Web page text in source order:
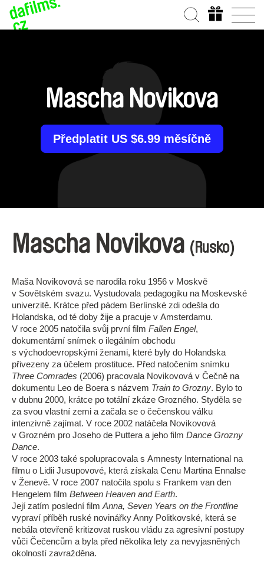
Mascha Novikova
Předplatit US $6.99 měsíčně
Mascha Novikova (Rusko)
Maša Novikovová se narodila roku 1956 v Moskvě
v Sovětském svazu. Vystudovala pedagogiku na Moskevské
univerzitě. Krátce před pádem Berlínské zdi odešla do
Holandska, od té doby žije a pracuje v Amsterdamu.
V roce 2005 natočila svůj první film Fallen Engel,
dokumentární snímek o ilegálním obchodu
s východoevropskými ženami, které byly do Holandska
přivezeny za účelem prostituce. Před natočením snímku
Three Comrades (2006) pracovala Novikovová v Čečně na
dokumentu Leo de Boera s názvem Train to Grozny. Bylo to
v dubnu 2000, krátce po totální zkáze Grozného. Styděla se
za svou vlastní zemi a začala se o čečenskou válku
intenzivně zajímat. V roce 2002 natáčela Novikovová
v Grozném pro Joseho de Puttera a jeho film Dance Grozny
Dance.
V roce 2003 také spolupracovala s Amnesty International na
filmu o Lidii Jusupovové, která získala Cenu Martina Ennalse
v Ženevě. V roce 2007 natočila spolu s Frankem van den
Hengelem film Between Heaven and Earth.
Její zatím poslední film Anna, Seven Years on the Frontline
vypraví příběh ruské novinářky Anny Politkovské, která se
nebála otevřeně kritizovat ruskou vládu za agresivní postupy
vůči Čečencům a byla před několika lety za nevyjasněných
okolností zavražděna.